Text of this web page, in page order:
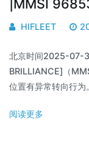
|MMSI
HIFLEET
北京时间2025-07-
BRILLIANCE]（
位置有异常转向行
阅读更多